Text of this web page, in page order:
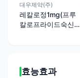
대우제약(주)
레칼로정1mg(프루
칼로프라이드숙신산
효능효과